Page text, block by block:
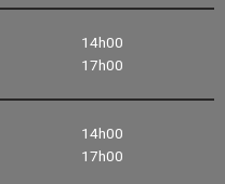
14h00
17h00
14h00
17h00